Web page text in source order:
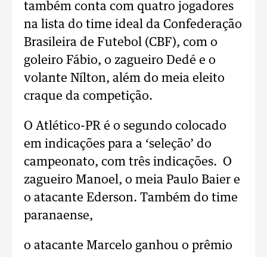
também conta com quatro jogadores
na lista do time ideal da Confederação
Brasileira de Futebol (CBF), com o
goleiro Fábio, o zagueiro Dedé e o
volante Nílton, além do meia eleito
craque da competição.
O Atlético-PR é o segundo colocado
em indicações para a ‘seleção’ do
campeonato, com três indicações. O
zagueiro Manoel, o meia Paulo Baier e
o atacante Ederson. Também do time
paranaense,
o atacante Marcelo ganhou o prêmio